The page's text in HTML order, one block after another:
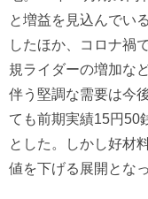
と増益を見込んでい
したほか、コロナ禍
規ライダーの増加な
伴う堅調な需要は今
ても前期実績15円50
とした。しかし好材
値を下げる展開とな